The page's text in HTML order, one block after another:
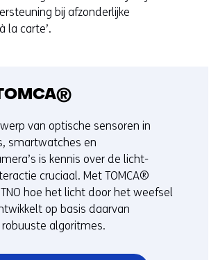
bij afzonderlijke
la carte’.
van optische sensoren in
smartwatches en
is kennis over de licht-
cruciaal. Met TOMCA®
hoe het licht door het weefsel
op basis daarvan
algoritmes.